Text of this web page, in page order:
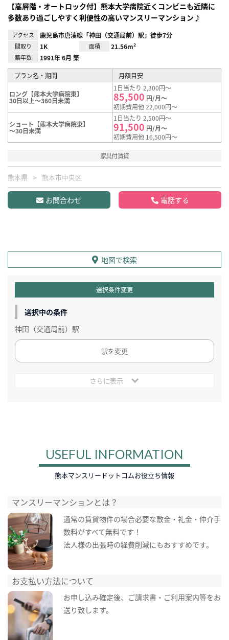
【高層階・オートロック付】熊本大学病院近くコンビニも近隣に
多数あり過ごしやすく利便性の高いマンスリーマンション♪
アクセス 鹿児島市唐湊線「神田（交通局前）駅」徒歩7分
間取り 1K 面積 21.56m²
築年数 1991年 6月 築
プラン名・期間 月額目安
ロング【熊本大学病院東】
30日以上～360日未満
1日当たり 2,300円～
85,500 円/月～
初期費用他 22,000円～
ショート【熊本大学病院東】
～30日未満
1日当たり 2,500円～
91,500 円/月～
初期費用他 16,500円～
家具付賃貸
熊本県 熊本市中央区
お問合わせ 電話する
地図で検索
選択条件変更
選択中の条件
神田（交通局前）駅
駅を変更
さらに表示
USEFUL INFORMATION
熊本マンスリードットコムお役立ち情報
マンスリーマンションとは？
通常の賃貸物件の場合必要な敷金・礼金・仲介手
数料がすべて無料です！
法人様の出張時の経費削減にもおすすめです。
お支払い方法について
お申し込み確定後、ご請求書・ご利用案内等をお
送り致します。